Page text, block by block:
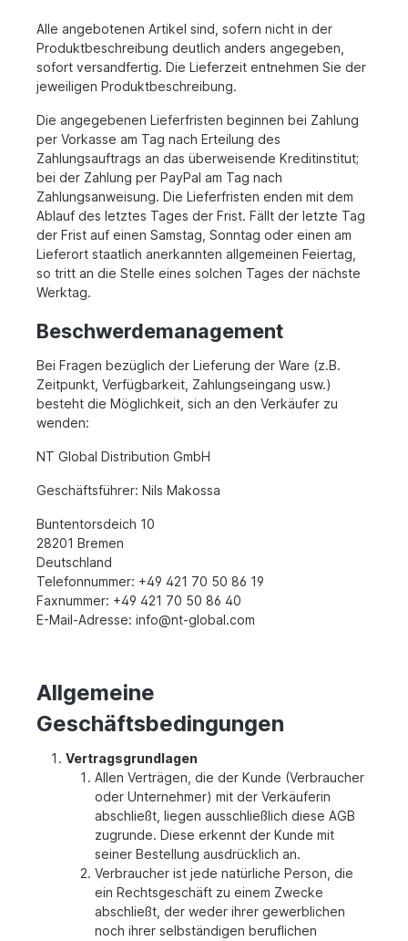
Alle angebotenen Artikel sind, sofern nicht in der
Produktbeschreibung deutlich anders angegeben,
sofort versandfertig. Die Lieferzeit entnehmen Sie der
jeweiligen Produktbeschreibung.
Die angegebenen Lieferfristen beginnen bei Zahlung
per Vorkasse am Tag nach Erteilung des
Zahlungsauftrags an das überweisende Kreditinstitut;
bei der Zahlung per PayPal am Tag nach
Zahlungsanweisung. Die Lieferfristen enden mit dem
Ablauf des letztes Tages der Frist. Fällt der letzte Tag
der Frist auf einen Samstag, Sonntag oder einen am
Lieferort staatlich anerkannten allgemeinen Feiertag,
so tritt an die Stelle eines solchen Tages der nächste
Werktag.
Beschwerdemanagement
Bei Fragen bezüglich der Lieferung der Ware (z.B.
Zeitpunkt, Verfügbarkeit, Zahlungseingang usw.)
besteht die Möglichkeit, sich an den Verkäufer zu
wenden:
NT Global Distribution GmbH
Geschäftsführer: Nils Makossa
Buntentorsdeich 10
28201 Bremen
Deutschland
Telefonnummer: +49 421 70 50 86 19
Faxnummer: +49 421 70 50 86 40
E-Mail-Adresse: info@nt-global.com
Allgemeine
Geschäftsbedingungen
Vertragsgrundlagen
Allen Verträgen, die der Kunde (Verbraucher
oder Unternehmer) mit der Verkäuferin
abschließt, liegen ausschließlich diese AGB
zugrunde. Diese erkennt der Kunde mit
seiner Bestellung ausdrücklich an.
Verbraucher ist jede natürliche Person, die
ein Rechtsgeschäft zu einem Zwecke
abschließt, der weder ihrer gewerblichen
noch ihrer selbständigen beruflichen